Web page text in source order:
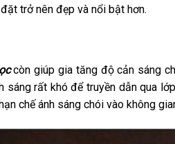
trở nên đẹp và nổi bật hơn.
còn giúp gia tăng độ cản sáng
sáng rất khó để truyền dẫn qua
chế ánh sáng chói vào không